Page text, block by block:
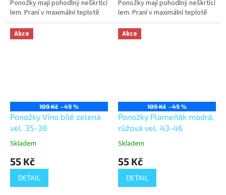
Ponožky mají pohodlný neškrtící
lem. Praní v maximální teplotě
40°C.
Ponožky mají pohodlný neškrtící
lem. Praní v maximální teplotě
40°C.
Akce
109 Kč –49 %
Ponožky Víno bílé zelená
vel. 35-38
Skladem
55 Kč
DETAIL
Akce
109 Kč –49 %
Ponožky Plameňák modrá,
růžová vel. 43-46
Skladem
55 Kč
DETAIL